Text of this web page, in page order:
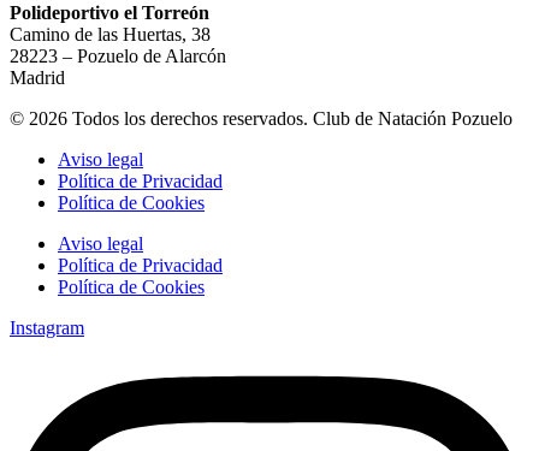
Polideportivo el Torreón
Camino de las Huertas, 38
28223 – Pozuelo de Alarcón
Madrid
© 2026 Todos los derechos reservados. Club de Natación Pozuelo
Aviso legal
Política de Privacidad
Política de Cookies
Aviso legal
Política de Privacidad
Política de Cookies
Instagram